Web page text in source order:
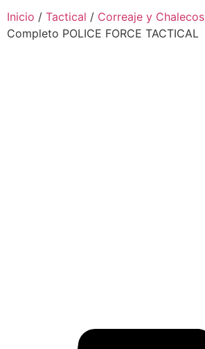
Inicio / Tactical / Correaje y Chalecos
Completo POLICE FORCE TACTICAL